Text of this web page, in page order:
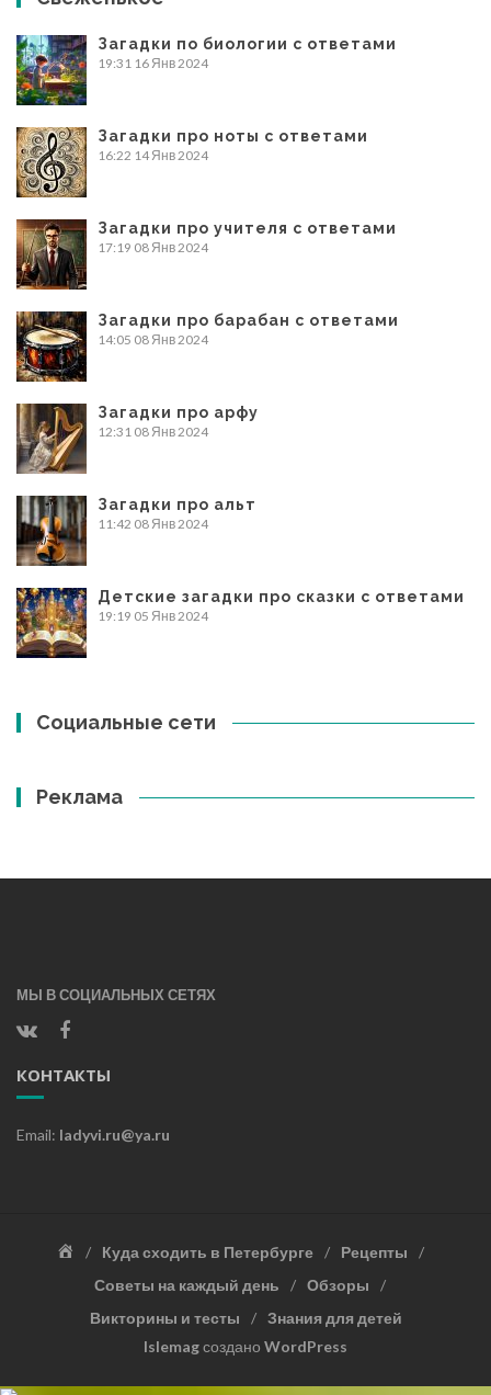
Загадки по биологии с ответами
19:31 16 Янв 2024
Загадки про ноты с ответами
16:22 14 Янв 2024
Загадки про учителя с ответами
17:19 08 Янв 2024
Загадки про барабан с ответами
14:05 08 Янв 2024
Загадки про арфу
12:31 08 Янв 2024
Загадки про альт
11:42 08 Янв 2024
Детские загадки про сказки с ответами
19:19 05 Янв 2024
Социальные сети
Реклама
МЫ В СОЦИАЛЬНЫХ СЕТЯХ
КОНТАКТЫ
Email: ladyvi.ru@ya.ru
Главная
Куда сходить в Петербурге
Рецепты
Советы на каждый день
Обзоры
Викторины и тесты
Знания для детей
Islemagсоздано WordPress